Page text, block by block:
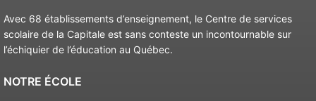
Avec 68 établissements d’enseignement, le Centre de services
scolaire de la Capitale est sans conteste un incontournable sur
l’échiquier de l’éducation au Québec.
NOTRE ÉCOLE